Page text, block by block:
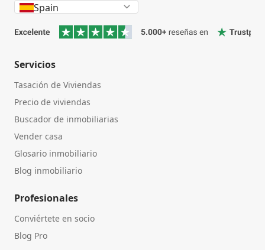
Spain
Servicios
Tasación de Viviendas
Precio de viviendas
Buscador de inmobiliarias
Vender casa
Glosario inmobiliario
Blog inmobiliario
Profesionales
Conviértete en socio
Blog Pro